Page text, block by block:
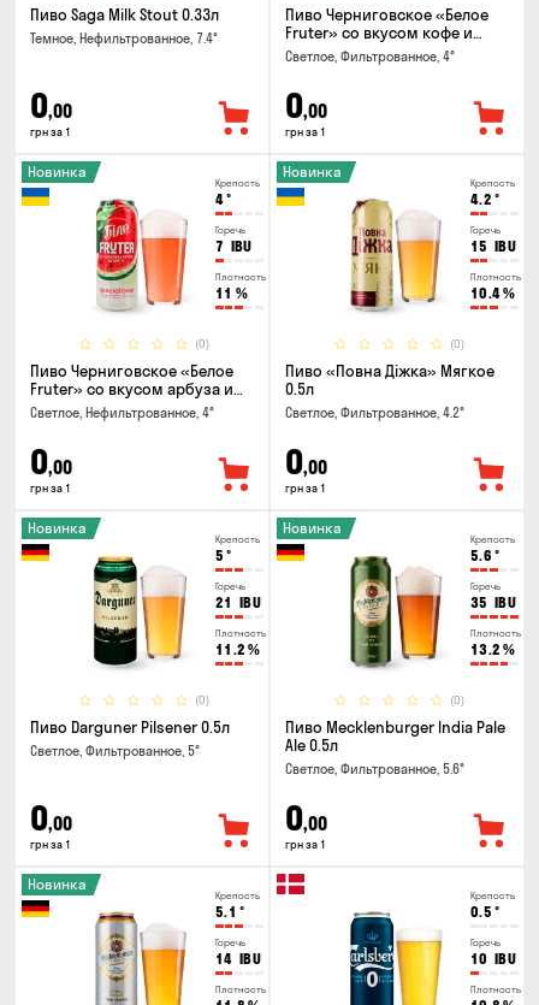
Пиво Saga Milk Stout 0.33л
Темное, Нефильтрованное, 7.4°
0,00
грн за 1
Пиво Черниговское «Белое
Fruter» со вкусом кофе и
апельсина 0.5 л
Светлое, Фильтрованное, 4°
0,00
грн за 1
Крепость
4°
Горечь
7 IBU
Плотность
11 %
(0)
Новинка
Пиво Черниговское «Белое
Fruter» со вкусом арбуза и
мяты 0.5л
Светлое, Нефильтрованное, 4°
0,00
грн за 1
Крепость
4.2 °
Горечь
15 IBU
Плотность
10.4%
(0)
Новинка
Пиво «Повна Діжка» Мягкое
0.5л
Светлое, Фильтрованное, 4.2°
0,00
грн за 1
Крепость
5 °
Горечь
21 IBU
Плотность
11.2 %
(0)
Новинка
Пиво Darguner Pilsener 0.5л
Светлое, Фильтрованное, 5°
0,00
грн за 1
Крепость
5.6 °
Горечь
35 IBU
Плотность
13.2 %
(0)
Новинка
Пиво Mecklenburger India Pale
Ale 0.5л
Светлое, Фильтрованное, 5.6°
0,00
грн за 1
Крепость
5.1 °
Горечь
14 IBU
Плотность
Новинка
Крепость
0.5 °
Горечь
10 IBU
Плотность